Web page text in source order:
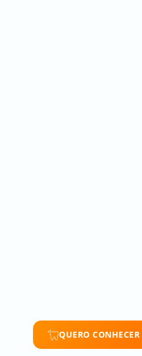
QUERO CONHECER